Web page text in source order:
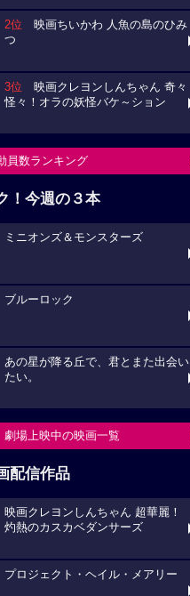
2位 映画ちいかわ 人魚の島のひみ
つ
3位 映画クレヨンしんちゃん 奇々
怪々！オラの妖怪バケ～ション
員数ランキング
！今週の３本
ミニオンズ＆モンスターズ
ブルーロック
あの星が降る丘で、君とまた出会い
たい。
劇場上映中の映画一覧
配信作品
映画クレヨンしんちゃん 超華麗！
灼熱のカスカベダンサーズ
プロジェクト・ヘイル・メアリー